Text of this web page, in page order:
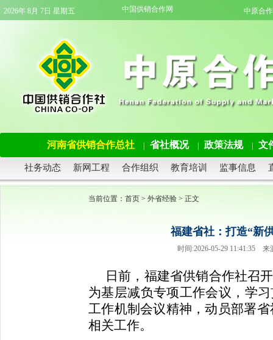
2026年 8月 7日 星期五 中国供销合作网 中原合
河南省供销合作总社 省社概况 政策法规 文
社务动态 新网工程 合作组织 教育培训 监事信息
当前位置： 首页 > 外省经验 > 正文
福建省社：打造“新
时间:2026-05-29 11:41:35
日前，福建省供销合作社召
为基层减负专项工作会议，学
工作机制会议精神，动员部署
相关工作。